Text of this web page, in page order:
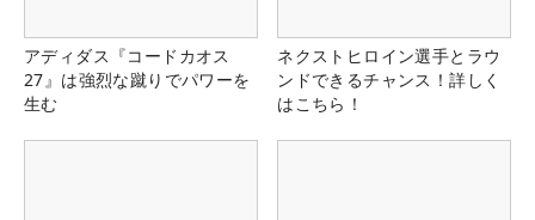
アディダス『コードカオス
27』は強烈な蹴りでパワーを
生む
ネクストヒロイン選手とラウ
ンドできるチャンス！詳しく
はこちら！